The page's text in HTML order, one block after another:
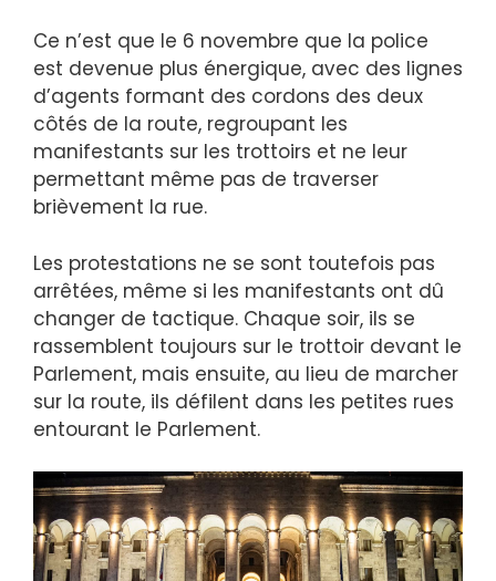
Ce n’est que le 6 novembre que la police
est devenue plus énergique, avec des lignes
d’agents formant des cordons des deux
côtés de la route, regroupant les
manifestants sur les trottoirs et ne leur
permettant même pas de traverser
brièvement la rue.
Les protestations ne se sont toutefois pas
arrêtées, même si les manifestants ont dû
changer de tactique. Chaque soir, ils se
rassemblent toujours sur le trottoir devant le
Parlement, mais ensuite, au lieu de marcher
sur la route, ils défilent dans les petites rues
entourant le Parlement.